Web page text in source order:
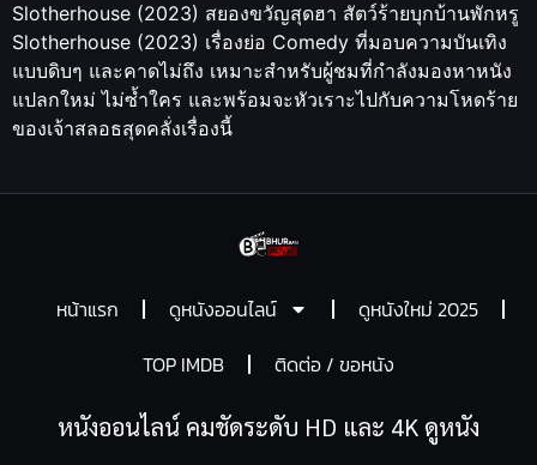
Slotherhouse (2023) สยองขวัญสุดฮา สัตว์ร้ายบุกบ้านพักหรู
Slotherhouse (2023) เรื่องย่อ Comedy ที่มอบความบันเทิง
แบบดิบๆ และคาดไม่ถึง เหมาะสำหรับผู้ชมที่กำลังมองหาหนัง
แปลกใหม่ ไม่ซ้ำใคร และพร้อมจะหัวเราะไปกับความโหดร้าย
ของเจ้าสลอธสุดคลั่งเรื่องนี้
หน้าแรก ดูหนังออนไลน์
ดูหนังใหม่ 2025
TOP IMDB
ติดต่อ / ขอหนัง
หนังออนไลน์ คมชัดระดับ HD และ 4K ดูหนัง